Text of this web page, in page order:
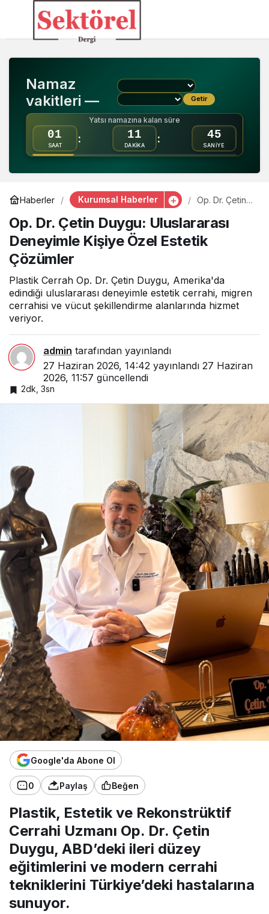
Namaz
vakitleri —
Getir
Yatsı namazına kalan süre
01
SAAT
: 11
DAKİKA
: 45
SANİYE
Haberler Kurumsal Haberler
Op. Dr. Çetin
Uluslararası
Deneyimle
Kişiye Özel
Op. Dr. Çetin Duygu: Uluslararası
Deneyimle Kişiye Özel Estetik
Çözümler
Plastik Cerrah Op. Dr. Çetin Duygu, Amerika'da
edindiği uluslararası deneyimle estetik cerrahi, migren
cerrahisi ve vücut şekillendirme alanlarında hizmet
veriyor.
admin tarafından yayınlandı
27 Haziran 2026, 14:42 yayınlandı 27 Haziran
2026, 11:57 güncellendi
2dk, 3sn
Google'da Abone Ol
0 Paylaş Beğen
Plastik, Estetik ve Rekonstrüktif
Cerrahi Uzmanı Op. Dr. Çetin
Duygu, ABD’deki ileri düzey
eğitimlerini ve modern cerrahi
tekniklerini Türkiye’deki hastalarına
sunuyor.
Op. Dr. Çetin Duygu:
Kişiye Özel Estetik
Çözümler